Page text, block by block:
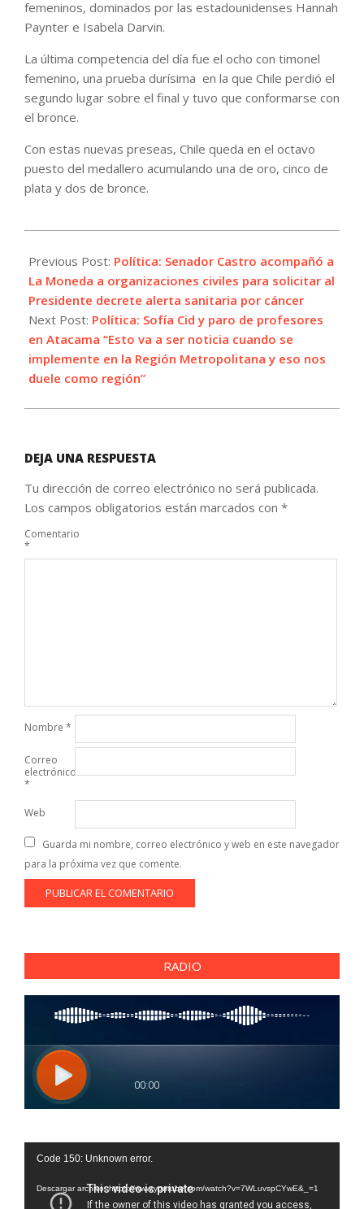
femeninos, dominados por las estadounidenses Hannah
Paynter e Isabela Darvin.
La última competencia del día fue el ocho con timonel
femenino, una prueba durísima en la que Chile perdió el
segundo lugar sobre el final y tuvo que conformarse con
el bronce.
Con estas nuevas preseas, Chile queda en el octavo
puesto del medallero acumulando una de oro, cinco de
plata y dos de bronce.
10-
24
Previous Post: Política: Senador Castro acompañó a
La Moneda a organizaciones civiles para solicitar al
Presidente decrete alerta sanitaria por cáncer
Next Post: Política: Sofía Cid y paro de profesores
en Atacama “Esto va a ser noticia cuando se
implemente en la Región Metropolitana y eso nos
duele como región”
DEJA UNA RESPUESTA
Tu dirección de correo electrónico no será publicada.
Los campos obligatorios están marcados con *
Comentario
*
Nombre *
Correo
electrónico
*
Web
Guarda mi nombre, correo electrónico y web en este navegador
para la próxima vez que comente.
RADIO
Reproductor
vídeo
Code 150: Unknown error.
Descargar archivo: https://www.youtube.com/watch?v=7WLuvspCYwE&_=1